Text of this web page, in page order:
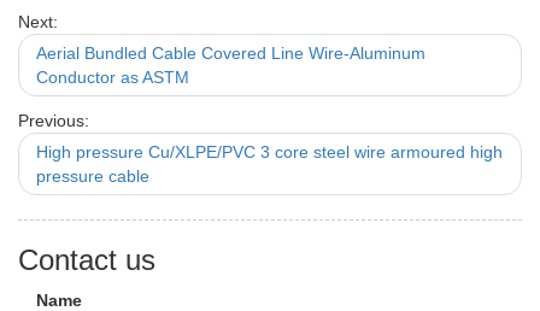
Next:
Aerial Bundled Cable Covered Line Wire-Aluminum
Conductor as ASTM
Previous:
High pressure Cu/XLPE/PVC 3 core steel wire armoured high
pressure cable
Contact us
Name